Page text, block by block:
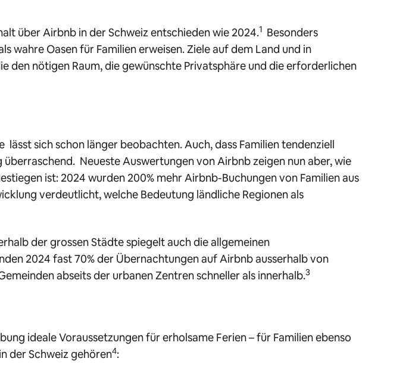
über Airbnb in der Schweiz entschieden wie 2024.1 Besonders
wahre Oasen für Familien erweisen. Ziele auf dem Land und in
nötigen Raum, die gewünschte Privatsphäre und die erforderlichen
sich schon länger beobachten. Auch, dass Familien tendenziell
Neueste Auswertungen von Airbnb zeigen nun aber, wie
ist: 2024 wurden 200% mehr Airbnb-Buchungen von Familien aus
verdeutlicht, welche Bedeutung ländliche Regionen als
der grossen Städte spiegelt auch die allgemeinen
2024 fast 70% der Übernachtungen auf Airbnb ausserhalb von
abseits der urbanen Zentren schneller als innerhalb.3
ideale Voraussetzungen für erholsame Ferien – für Familien ebenso
der Schweiz gehören4: